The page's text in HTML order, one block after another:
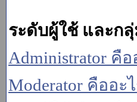
ระดับผู้ใช้ และก
Administrator คือ
Moderator คืออะ